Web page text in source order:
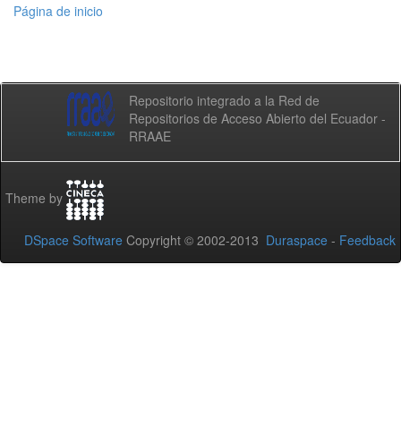
Página de inicio
Repositorio integrado a la Red de
Repositorios de Acceso Abierto del Ecuador -
RRAAE
Theme by
DSpace Software Copyright © 2002-2013 Duraspace - Feedback